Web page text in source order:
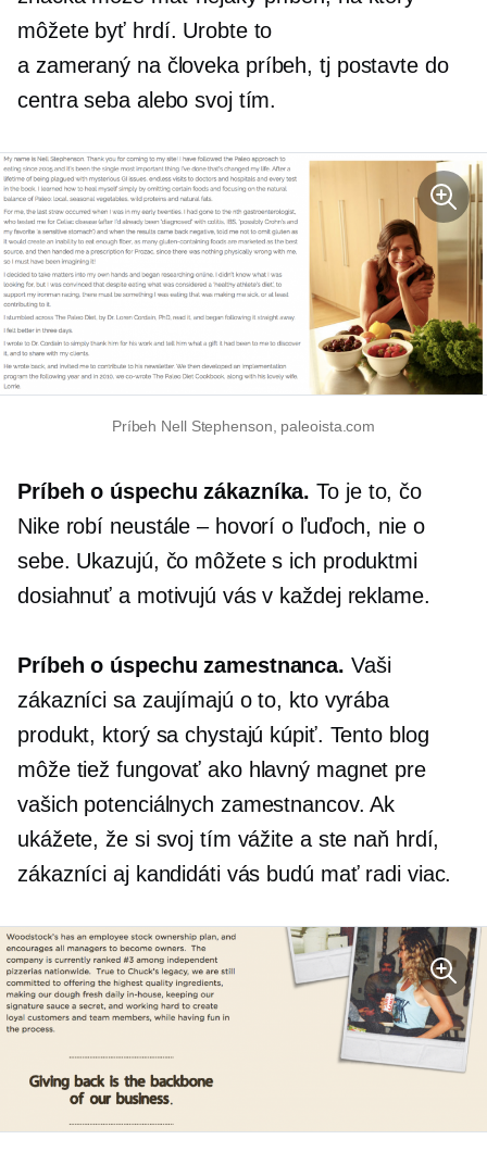
môžete byť hrdí. Urobte to
a zameraný na človekapríbeh, tj postavte do
centra seba alebo svoj tím.
Príbeh Nell Stephenson, paleoista.com
Príbeh o úspechu zákazníka. To je to, čo
Nike robí neustále – hovorí o ľuďoch, nie o
sebe. Ukazujú, čo môžete s ich produktmi
dosiahnuť a motivujú vás v každej reklame.
Príbeh o úspechu zamestnanca. Vaši
zákazníci sa zaujímajú o to, kto vyrába
produkt, ktorý sa chystajú kúpiť. Tento blog
môže tiež fungovať ako hlavný magnet pre
vašich potenciálnych zamestnancov. Ak
ukážete, že si svoj tím vážite a ste naň hrdí,
zákazníci aj kandidáti vás budú mať radi viac.